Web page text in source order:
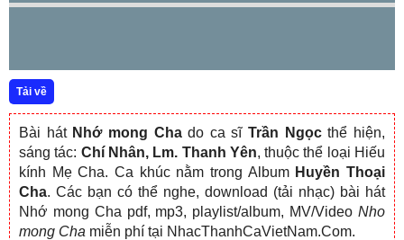
Tải về
Bài hát Nhớ mong Chado ca sĩTrần Ngọcthể hiện,
sáng tác: Chí Nhân, Lm. Thanh Yên, thuộc thể loại Hiếu
kính Mẹ Cha. Ca khúc nằm trong Album Huyền Thoại
Cha. Các bạn có thể nghe, download (tải nhạc) bài hát
Nhớ mong Cha pdf, mp3, playlist/album, MV/Video Nho
mong Cha miễn phí tại NhacThanhCaVietNam.Com.